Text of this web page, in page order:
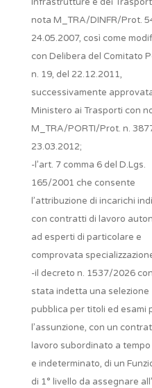
nota M_TRA/DINFR/Prot.
24.05.2007, così come
con Delibera del Comitato
n. 19, del 22.12.2011,
successivamente
Ministero ai Trasporti con
M_TRA/PORTI/Prot. n.
23.03.2012;
-l’art. 7 comma 6 del D.Lgs.
165/2001 che consente
l’attribuzione di incarichi
con contratti di lavoro
ad esperti di particolare e
comprovata
-il decreto n. 1537/2026
stata indetta una selezione
pubblica per titoli ed esami
l’assunzione, con un
lavoro subordinato a
e indeterminato, di un
di 1° livello da assegnare